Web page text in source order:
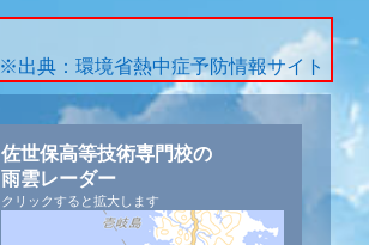
※出典：環境省熱中症予防情報サイト
佐世保高等技術専門校の
雨雲レーダー
クリックすると拡大します